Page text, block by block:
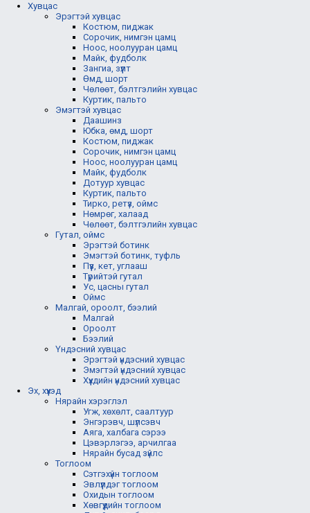
Хувцас
Эрэгтэй хувцас
Костюм, пиджак
Сорочик, нимгэн цамц
Ноос, ноолууран цамц
Майк, фудболк
Зангиа, зүүлт
Өмд, шорт
Чөлөөт, бэлтгэлийн хувцас
Куртик, пальто
Эмэгтэй хувцас
Даашинз
Юбка, өмд, шорт
Костюм, пиджак
Сорочик, нимгэн цамц
Ноос, ноолууран цамц
Майк, фудболк
Дотуур хувцас
Куртик, пальто
Тирко, ретүз, оймс
Нөмрөг, халаад
Чөлөөт, бэлтгэлийн хувцас
Гутал, оймс
Эрэгтэй ботинк
Эмэгтэй ботинк, туфль
Пүүз, кет, углааш
Түрийтэй гутал
Ус, цасны гутал
Оймс
Малгай, ороолт, бээлий
Малгай
Ороолт
Бээлий
Үндэсний хувцас
Эрэгтэй үндэсний хувцас
Эмэгтэй үндэсний хувцас
Хүүхдийн үндэсний хувцас
Эх, хүүхэд
Нярайн хэрэглэл
Угж, хөхөлт, саалтуур
Энгэрэвч, шүлсэвч
Аяга, халбага сэрээ
Цэвэрлэгээ, арчилгаа
Нярайн бусад зүйлс
Тоглоом
Сэтгэхүйн тоглоом
Эвлүүлдэг тоглоом
Охидын тоглоом
Хөвгүүдийн тоглоом